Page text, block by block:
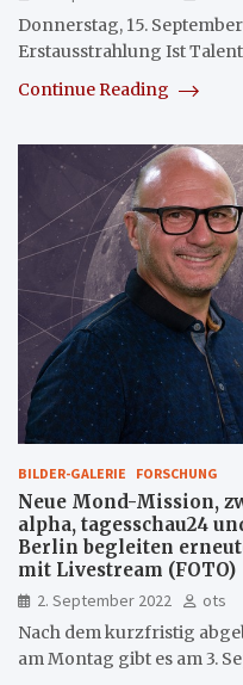
Donnerstag, 15.
Erstausstrahlung Ist
Continue Reading
BILDER-GALERIE FORSCHUNG
Neue Mond-Mission,
alpha, tagesschau24
Berlin begleiten
mit Livestream (FOTO)
2. September 2022
ots
Nach dem kurzfristig
am Montag gibt es am 3.